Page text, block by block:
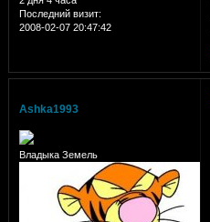
Последний визит:
2008-02-07 20:47:42
Ashka1993
Владыка Земель